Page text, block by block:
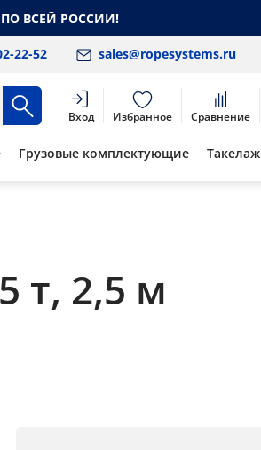
ВСЕЙ РОССИИ!
22-52 sales@ropesystems.ru
Вход Избранное Сравнение
Грузовые комплектующие Такелаж
т, 2,5 м